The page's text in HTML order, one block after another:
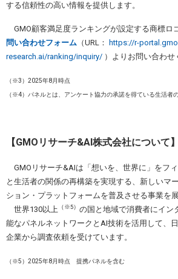
する信頼性の高い情報を提供します。
GMO顧客満足度ランキングが設定する商標ロ
問い合わせフォーム （URL：
https://r-
research.ai/ranking/inquiry/ ）よりお問い合わせ
（※3）2025年8月時点
（※4）パネルとは、アンケート協力の承諾を得ている生活者
【GMOリサーチ&AI株式会社について】
GMOリサーチ&AIは「想いを、世界に」をフ
と生活者の関係の再構築を実現する、新しいマ
ション・プラットフォームを普及させる事業を
世界130以上 （※5） の国と地域で消費者にイン
能なパネルネットワークとAI技術を活用して、
企業から調査依頼を受けています。
（※5）2025年8月時点 提携パネルを含む